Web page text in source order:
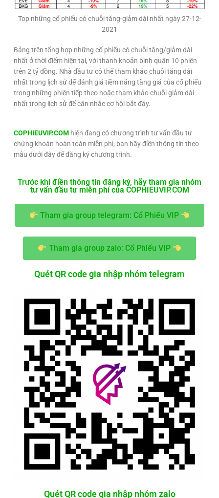
Top những cổ phiếu có chuỗi tăng-giảm dài nhất ngày 27-12-
2021
Bảng trên tổng hợp những cố phiếu có chuỗi tăng/giảm dài
nhất ở thời điểm hiện tại, với thanh khoản bình quân 10 phiên
trên 2 tỷ đồng. Nhà đầu tư có thể tham khảo chuỗi tăng dài
nhất trong lịch sử để đánh giá tiềm năng tăng giá của cổ phiếu
trong những phiên tiếp theo hoặc tham khảo chuỗi giảm dài
nhất trong lịch sử để cân nhắc cơ hội bắt đáy.
COPHIEUVIP.COM hiện đang có chương trình tư vấn đầu tư
chứng khoán hoàn toàn miễn phí, bạn hãy điền thông tin theo
mẫu dưới đây để đăng ký chương trình.
Trước khi điền thông tin đăng ký, hãy tham gia nhóm
tư vấn đầu tư miễn phí của COPHIEUVIP.COM
Tham gia group telegram: Cổ Phiếu VIP
Tham gia group zalo: Cổ Phiếu VIP
Quét QR code gia nhập nhóm telegram
Quét QR code gia nhập nhóm zalo